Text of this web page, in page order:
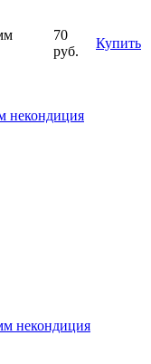
70
руб.
Купить
некондиция
некондиция